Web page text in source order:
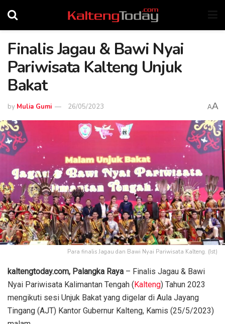
Finalis Jagau & Bawi Nyai
Pariwisata Kalteng Unjuk
Bakat
by Mulia Gumi 26/05/2023 AA
Para finalis Jagau dan Bawi Nyai Pariwisata Kalteng. (Ist)
kaltengtoday.com, Palangka Raya – Finalis Jagau & Bawi
Nyai Pariwisata Kalimantan Tengah (Kalteng) Tahun 2023
mengikuti sesi Unjuk Bakat yang digelar di Aula Jayang
Tingang (AJT) Kantor Gubernur Kalteng, Kamis (25/5/2023)